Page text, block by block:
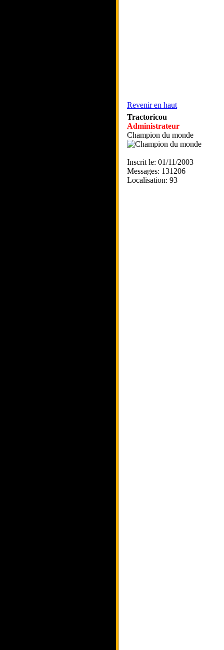
Revenir en haut
Tractoricou
Administrateur
Champion du monde
Inscrit le: 01/11/2003
Messages: 131206
Localisation: 93